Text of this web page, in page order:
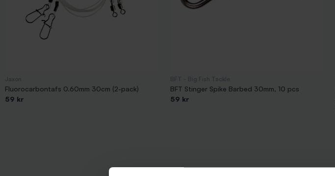
Fluorocarbontafs 0.60mm 30cm (2-pack)
59 kr
BFT Stinger Spike Barbed 30mm, 10 pcs
59 kr